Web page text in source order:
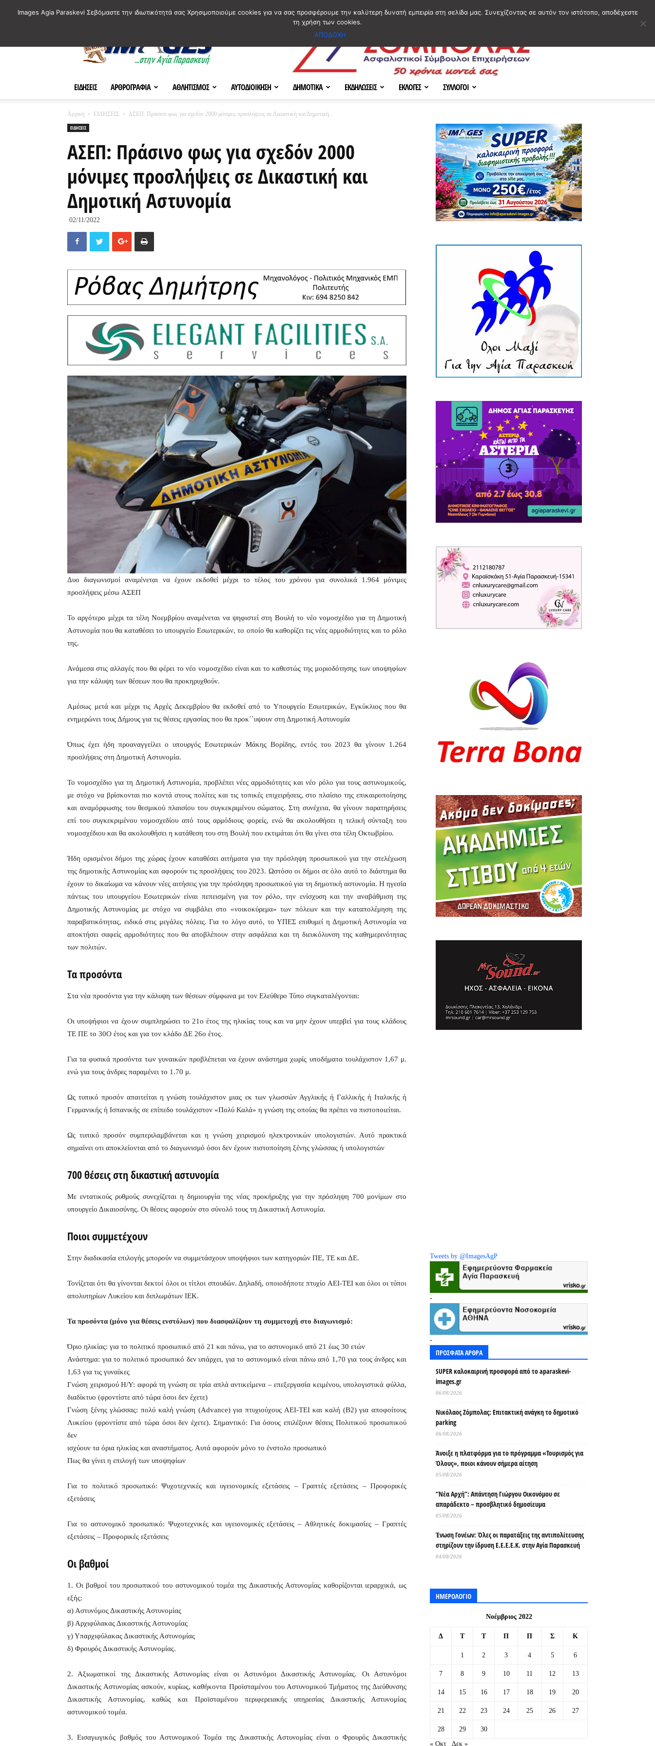
ΕΙΔΗΣΕΙΣ ΑΡΘΡΟΓΡΑΦΙΑ ΑΘΛΗΤΙΣΜΟΣ ΑΥΤΟΔΙΟΙΚΗΣΗ ΔΗΜΟΤΙΚΑ ΕΚΔΗΛΩΣΕΙΣ ΕΚΛΟΓΕΣ ΣΥΛΛΟΓΟΙ
Αρχική ΕΙΔΗΣΕΙΣ
ΑΣΕΠ: Πράσινο φως για σχεδόν 2000 μόνιμες προσλήψεις σε Δικαστική και Δημοτική...
ΕΙΔΗΣΕΙΣ
ΑΣΕΠ: Πράσινο φως για σχεδόν 2000
μόνιμες προσλήψεις σε Δικαστική και
Δημοτική Αστυνομία
02/11/2022
Δυο διαγωνισμοί αναμένεται να έχουν εκδοθεί μέχρι το τέλος του χρόνου για συνολικά 1.964 μόνιμες
προσλήψεις μέσω ΑΣΕΠ
To αργότερο μέχρι τα τέλη Νοεμβρίου αναμένεται να ψηφιστεί στη Βουλή το νέο νομοσχέδιο για τη Δημοτική
Αστυνομία που θα καταθέσει το υπουργείο Εσωτερικών, το οποίο θα καθορίζει τις νέες αρμοδιότητες και το ρόλο
της.
Ανάμεσα στις αλλαγές που θα φέρει το νέο νομοσχέδιο είναι και το καθεστώς της μοριοδότησης των υποψηφίων
για την κάλυψη των θέσεων που θα προκηρυχθούν.
Αμέσως μετά και μέχρι τις Αρχές Δεκεμβρίου θα εκδοθεί από το Υπουργείο Εσωτερικών, Εγκύκλιος που θα
ενημερώνει τους Δήμους για τις θέσεις εργασίας που θα προκ΄΄υψουν στη Δημοτική Αστυνομία
Όπως έχει ήδη προαναγγείλει ο υπουργός Εσωτερικών Μάκης Βορίδης, εντός του 2023 θα γίνουν 1.264
προσλήψεις στη Δημοτική Αστυνομία.
Το νομοσχέδιο για τη Δημοτική Αστυνομία, προβλέπει νέες αρμοδιότητες και νέο ρόλο για τους αστυνομικούς,
με στόχο να βρίσκονται πιο κοντά στους πολίτες και τις τοπικές επιχειρήσεις, στο πλαίσιο της επικαιροποίησης
και αναμόρφωσης του θεσμικού πλαισίου του συγκεκριμένου σώματος. Στη συνέχεια, θα γίνουν παρατηρήσεις
επί του συγκεκριμένου νομοσχεδίου από τους αρμόδιους φορείς, ενώ θα ακολουθήσει η τελική σύνταξη του
νομοσχέδιου και θα ακολουθήσει η κατάθεση του στη Βουλή που εκτιμάται ότι θα γίνει στα τέλη Οκτωβρίου.
Ήδη ορισμένοι δήμοι της χώρας έχουν καταθέσει αιτήματα για την πρόσληψη προσωπικού για την στελέχωση
της δημοτικής Αστυνομίας και αφορούν τις προσλήψεις του 2023. Ωστόσο οι δήμοι σε όλο αυτό το διάστημα θα
έχουν το δικαίωμα να κάνουν νέες αιτήσεις για την πρόσληψη προσωπικού για τη δημοτική αστυνομία. Η ηγεσία
πάντως του υπουργείου Εσωτερικών είναι πεπεισμένη για τον ρόλο, την ενίσχυση και την αναβάθμιση της
Δημοτικής Αστυνομίας με στόχο να συμβάλει στο «νοικοκύρεμα» των πόλεων και την καταπολέμηση της
παραβατικότητας, ειδικά στις μεγάλες πόλεις. Για το λόγο αυτό, το ΥΠΕΣ επιθυμεί η Δημοτική Αστυνομία να
αποκτήσει σαφείς αρμοδιότητες που θα αποβλέπουν στην ασφάλεια και τη διευκόλυνση της καθημερινότητας
των πολιτών.
Τα προσόντα
Στα νέα προσόντα για την κάλυψη των θέσεων σύμφωνα με τον Ελεύθερο Τύπο συγκαταλέγονται:
Οι υποψήφιοι να έχουν συμπληρώσει το 21ο έτος της ηλικίας τους και να μην έχουν υπερβεί για τους κλάδους
ΤΕ ΠΕ το 30Ο έτος και για τον κλάδο ΔΕ 26ο έτος.
Για τα φυσικά προσόντα των γυναικών προβλέπεται να έχουν ανάστημα χωρίς υποδήματα τουλάχιστον 1,67 μ.
ενώ για τους άνδρες παραμένει το 1.70 μ.
Ως τυπικό προσόν απαιτείται η γνώση τουλάχιστον μιας εκ των γλωσσών Αγγλικής ή Γαλλικής ή Ιταλικής ή
Γερμανικής ή Ισπανικής σε επίπεδο τουλάχιστον «Πολύ Καλά» η γνώση της οποίας θα πρέπει να πιστοποιείται.
Ως τυπικό προσόν συμπεριλαμβάνεται και η γνώση χειρισμού ηλεκτρονικών υπολογιστών. Αυτό πρακτικά
σημαίνει οτι αποκλείονται από το διαγωνισμό όσοι δεν έχουν πιστοποίηση ξένης γλώσσας ή υπολογιστών
700 θέσεις στη δικαστική αστυνομία
Με εντατικούς ρυθμούς συνεχίζεται η δημιουργία της νέας προκήρυξης για την πρόσληψη 700 μονίμων στο
υπουργείο Δικαιοσύνης. Οι θέσεις αφορούν στο σύνολό τους τη Δικαστική Αστυνομία.
Ποιοι συμμετέχουν
Στην διαδικασία επιλογής μπορούν να συμμετάσχουν υποψήφιοι των κατηγοριών ΠΕ, ΤΕ και ΔΕ.
Τονίζεται ότι θα γίνονται δεκτοί όλοι οι τίτλοι σπουδών. Δηλαδή, οποιοδήποτε πτυχίο ΑΕΙ-ΤΕΙ και όλοι οι τύποι
απολυτηρίων Λυκείου και διπλωμάτων ΙΕΚ.
Τα προσόντα (μόνο για θέσεις ενστόλων) που διασφαλίζουν τη συμμετοχή στο διαγωνισμό:
Όριο ηλικίας: για το πολιτικό προσωπικό από 21 και πάνω, για το αστυνομικό από 21 έως 30 ετών
Ανάστημα: για το πολιτικό προσωπικό δεν υπάρχει, για το αστυνομικό είναι πάνω από 1,70 για τους άνδρες και
1,63 για τις γυναίκες
Γνώση χειρισμού Η/Υ: αφορά τη γνώση σε τρία απλά αντικείμενα – επεξεργασία κειμένου, υπολογιστικά φύλλα,
διαδίκτυο (φροντίστε από τώρα όσοι δεν έχετε)
Γνώση ξένης γλώσσας: πολύ καλή γνώση (Advance) για πτυχιούχους ΑΕΙ-ΤΕΙ και καλή (Β2) για αποφοίτους
Λυκείου (φροντίστε από τώρα όσοι δεν έχετε). Σημαντικό: Για όσους επιλέξουν θέσεις Πολιτικού προσωπικού
δεν
ισχύουν τα όρια ηλικίας και αναστήματος. Αυτά αφορούν μόνο το ένστολο προσωπικό
Πως θα γίνει η επιλογή των υποψηφίων
Για το πολιτικό προσωπικό: Ψυχοτεχνικές και υγειονομικές εξετάσεις – Γραπτές εξετάσεις – Προφορικές
εξετάσεις
Για το αστυνομικό προσωπικό: Ψυχοτεχνικές και υγειονομικές εξετάσεις – Αθλητικές δοκιμασίες – Γραπτές
εξετάσεις – Προφορικές εξετάσεις
Οι βαθμοί
1. Οι βαθμοί του προσωπικού του αστυνομικού τομέα της Δικαστικής Αστυνομίας καθορίζονται ιεραρχικά, ως
εξής:
α) Αστυνόμος Δικαστικής Αστυνομίας
β) Αρχιφύλακας Δικαστικής Αστυνομίας
γ) Υπαρχιφύλακας Δικαστικής Αστυνομίας
δ) Φρουρός Δικαστικής Αστυνομίας.
2. Αξιωματικοί της Δικαστικής Αστυνομίας είναι οι Αστυνόμοι Δικαστικής Αστυνομίας. Οι Αστυνόμοι
Δικαστικής Αστυνομίας ασκούν, κυρίως, καθήκοντα Προϊσταμένου του Αστυνομικού Τμήματος της Διεύθυνσης
Δικαστικής Αστυνομίας, καθώς και Προϊσταμένου περιφερειακής υπηρεσίας Δικαστικής Αστυνομίας
αστυνομικού τομέα.
3. Εισαγωγικός βαθμός του Αστυνομικού Τομέα της Δικαστικής Αστυνομίας είναι ο Φρουρός Δικαστικής
Tweets by @ImagesAgP
-
-
ΠΡΟΣΦΑΤΑ ΑΡΘΡΑ
SUPER καλοκαιρινή προσφορά από το aparaskevi-
images.gr
06/08/2026
Νικόλαος Ζόμπολας: Επιτακτική ανάγκη το δημοτικό
parking
06/08/2026
Άνοιξε η πλατφόρμα για το πρόγραμμα «Τουρισμός για
Όλους», ποιοι κάνουν σήμερα αίτηση
05/08/2026
“Νέα Αρχή”: Απάντηση Γιώργου Οικονόμου σε
απαράδεκτο – προσβλητικό δημοσίευμα
05/08/2026
Ένωση Γονέων: Όλες οι παρατάξεις της αντιπολίτευσης
στηρίζουν την ίδρυση Ε.Ε.Ε.Ε.Κ. στην Αγία Παρασκευή
04/08/2026
ΗΜΕΡΟΛΟΓΙΟ
Νοέμβριος 2022
Δ Τ Τ Π Π Σ Κ
1 2 3 4 5 6
7 8 9 10 11 12 13
14 15 16 17 18 19 20
21 22 23 24 25 26 27
28 29
30
« Οκτ
Δεκ »
Images Agia Paraskevi Σεβόμαστε την ιδιωτικότητά σας Χρησιμοποιούμε cookies για να σας προσφέρουμε την καλύτερη δυνατή εμπειρία στη σελίδα μας. Συνεχίζοντας σε αυτόν τον ιστότοπο, αποδέχεστε
τη χρήση των cookies.
ΑΠΟΔΟΧΗ